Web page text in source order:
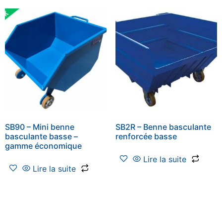
SB90 – Mini benne
basculante basse –
gamme économique
Lire la suite
SB2R – Benne basculante
renforcée basse
Lire la suite